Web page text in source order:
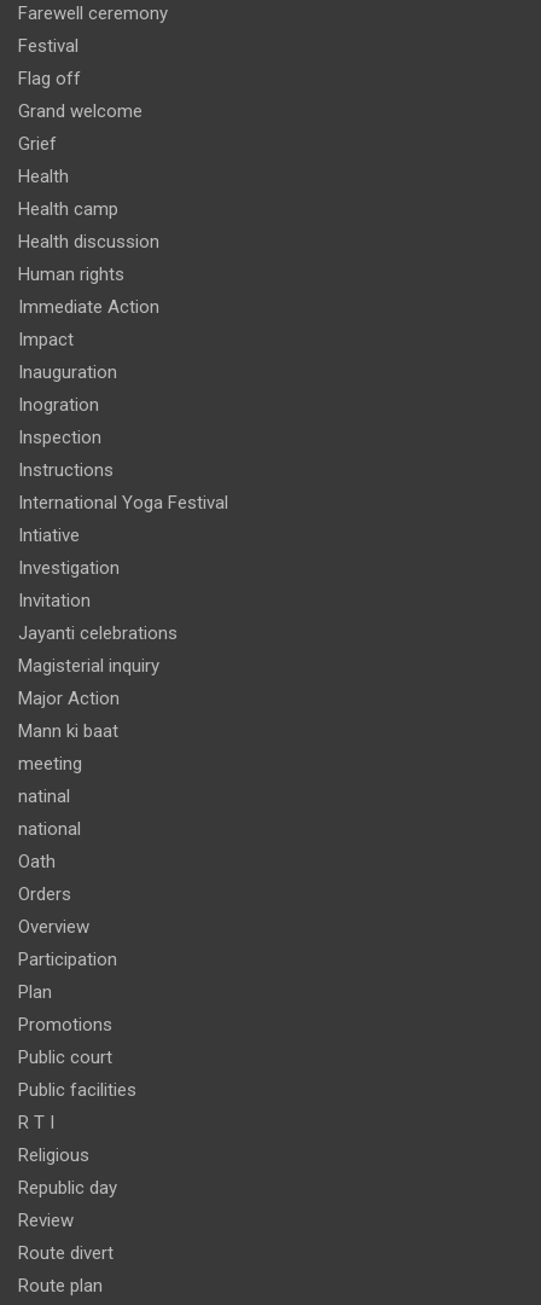
Farewell ceremony
Festival
Flag off
Grand welcome
Grief
Health
Health camp
Health discussion
Human rights
Immediate Action
Impact
Inauguration
Inogration
Inspection
Instructions
International Yoga Festival
Intiative
Investigation
Invitation
Jayanti celebrations
Magisterial inquiry
Major Action
Mann ki baat
meeting
natinal
national
Oath
Orders
Overview
Participation
Plan
Promotions
Public court
Public facilities
R T I
Religious
Republic day
Review
Route divert
Route plan